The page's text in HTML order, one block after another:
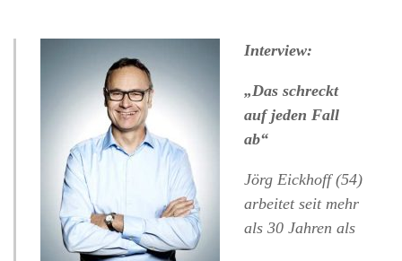
Interview:
„Das schreckt
auf jeden Fall
ab“
Jörg Eickhoff (54)
arbeitet seit mehr
als 30 Jahren als